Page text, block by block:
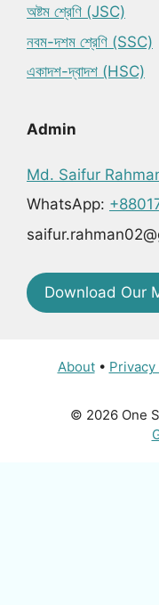
অষ্টম শ্রেণি (JSC)
নবম-দশম শ্রেণি (SSC)
একাদশ-দ্বাদশ (HSC)
Admin
Md. Saifur
WhatsApp:
Download Our
About•
© 2026 One